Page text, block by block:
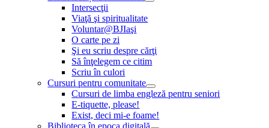
Intersecţii
Viaţă şi spiritualitate
Voluntar@BJIaşi
O carte pe zi
Şi eu scriu despre cărţi
Să înţelegem ce citim
Scriu în culori
Cursuri pentru comunitate
Cursuri de limba engleză pentru seniori
E-tiquette, please!
Exist, deci mi-e foame!